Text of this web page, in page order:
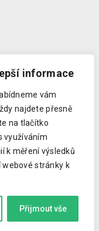
informace
vám
najdete přesně
na tlačítko
využíváním
k měření výsledků
stránky k
Přijmout vše